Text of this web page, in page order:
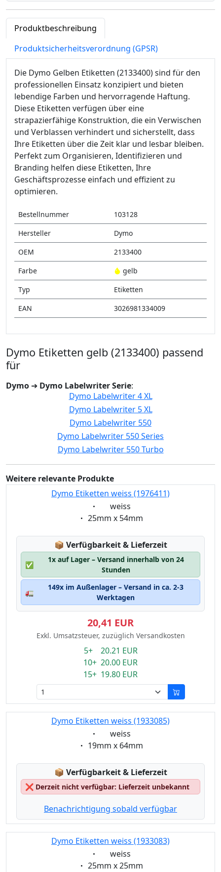
Produktbeschreibung
Produktsicherheitsverordnung (GPSR)
Die Dymo Gelben Etiketten (2133400) sind für den
professionellen Einsatz konzipiert und bieten
lebendige Farben und hervorragende Haftung.
Diese Etiketten verfügen über eine
strapazierfähige Konstruktion, die ein Verwischen
und Verblassen verhindert und sicherstellt, dass
Ihre Etiketten über die Zeit klar und lesbar bleiben.
Perfekt zum Organisieren, Identifizieren und
Branding helfen diese Etiketten, Ihre
Geschäftsprozesse einfach und effizient zu
optimieren.
Bestellnummer
103128
Hersteller
Dymo
OEM
2133400
Farbe
gelb
Typ
Etiketten
EAN
3026981334009
Dymo Etiketten gelb (2133400) passend
für
Dymo ➔ Dymo Labelwriter Serie:
Dymo Labelwriter 4 XL
Dymo Labelwriter 5 XL
Dymo Labelwriter 550
Dymo Labelwriter 550 Series
Dymo Labelwriter 550 Turbo
Weitere relevante Produkte
Dymo Etiketten weiss (1976411)
Eigenschaft:
weiss
Eigenschaft:
25mm x 54mm
📦 Lagerstatus:
Verfügbarkeit & Lieferzeit
✅
1x auf Lager – Versand innerhalb von 24
Stunden
🚛
149x im Außenlager – Versand in ca. 2-3
Werktagen
20,41 EUR
Exkl. Umsatzsteuer, zuzüglich Versandkosten
5+ 20.21 EUR
10+ 20.00 EUR
15+ 19.80 EUR
Dymo Etiketten weiss (1933085)
Eigenschaft:
weiss
Eigenschaft:
19mm x 64mm
📦 Lagerstatus:
Verfügbarkeit & Lieferzeit
❌ Derzeit nicht verfügbar: Lieferzeit unbekannt
Benachrichtigung sobald verfügbar
Dymo Etiketten weiss (1933083)
Eigenschaft:
weiss
Eigenschaft:
25mm x 25mm